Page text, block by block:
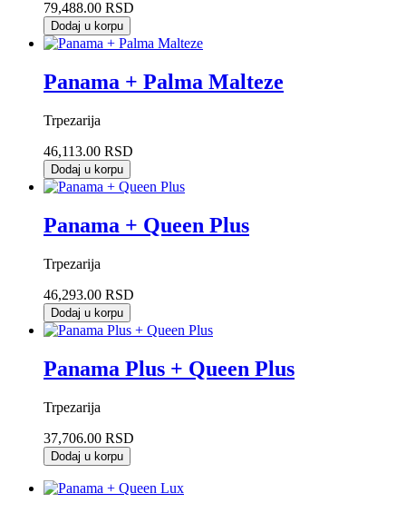
79,488.00 RSD
Dodaj u korpu
Panama + Palma Malteze
Trpezarija
46,113.00 RSD
Dodaj u korpu
Panama + Queen Plus
Trpezarija
46,293.00 RSD
Dodaj u korpu
Panama Plus + Queen Plus
Trpezarija
37,706.00 RSD
Dodaj u korpu